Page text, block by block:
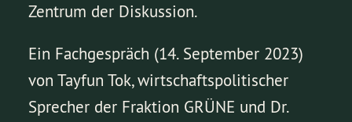
Zentrum der Diskussion.
Ein Fachgespräch (14. September 2023)
von Tayfun Tok, wirtschaftspolitischer
Sprecher der Fraktion GRÜNE und Dr.